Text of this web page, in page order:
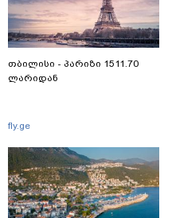
თბილისი - პარიზი 1511.70
ლარიდან
fly.ge